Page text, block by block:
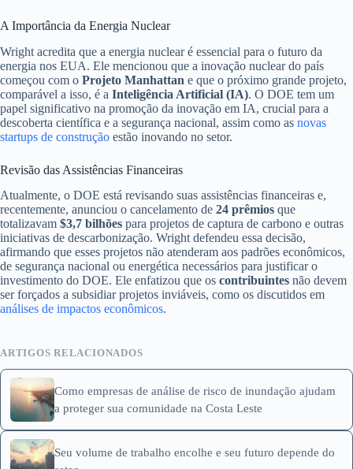
A Importância da Energia Nuclear
Wright acredita que a energia nuclear é essencial para o futuro da
energia nos EUA. Ele mencionou que a inovação nuclear do país
começou com o Projeto Manhattan e que o próximo grande projeto,
comparável a isso, é a Inteligência Artificial (IA). O DOE tem um
papel significativo na promoção da inovação em IA, crucial para a
descoberta científica e a segurança nacional, assim como as novas
startups de construção estão inovando no setor.
Revisão das Assistências Financeiras
Atualmente, o DOE está revisando suas assistências financeiras e,
recentemente, anunciou o cancelamento de 24 prêmios que
totalizavam $3,7 bilhões para projetos de captura de carbono e outras
iniciativas de descarbonização. Wright defendeu essa decisão,
afirmando que esses projetos não atenderam aos padrões econômicos,
de segurança nacional ou energética necessários para justificar o
investimento do DOE. Ele enfatizou que os contribuintes não devem
ser forçados a subsidiar projetos inviáveis, como os discutidos em
análises de impactos econômicos.
ARTIGOS RELACIONADOS
Como empresas de análise de risco de inundação ajudam
a proteger sua comunidade na Costa Leste
Seu volume de trabalho encolhe e seu futuro depende do